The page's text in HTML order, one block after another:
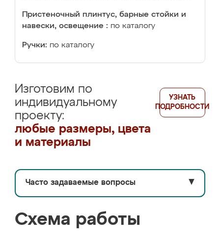
Пристеночный плинтус, барные стойки и
навески, освещение : по каталогу
Ручки: по каталогу
Изготовим по
индивидуальному
проекту:
любые размеры, цвета
и материалы
УЗНАТЬ
ПОДРОБНОСТИ
Часто задаваемые вопросы ▼
Схема работы